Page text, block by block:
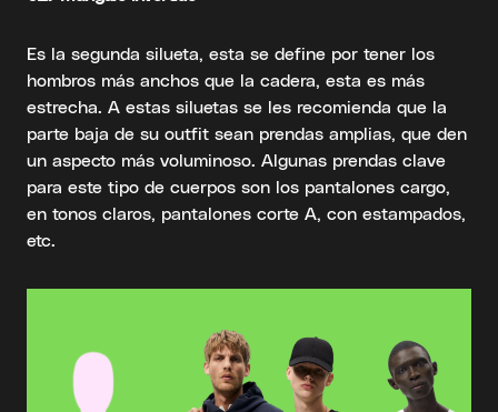
Es la segunda silueta, esta se define por tener los
hombros más anchos que la cadera, esta es más
estrecha. A estas siluetas se les recomienda que la
parte baja de su outfit sean prendas amplias, que den
un aspecto más voluminoso. Algunas prendas clave
para este tipo de cuerpos son los pantalones cargo,
en tonos claros, pantalones corte A, con estampados,
etc.